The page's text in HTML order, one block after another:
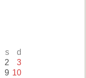
s d
2 3
9 10